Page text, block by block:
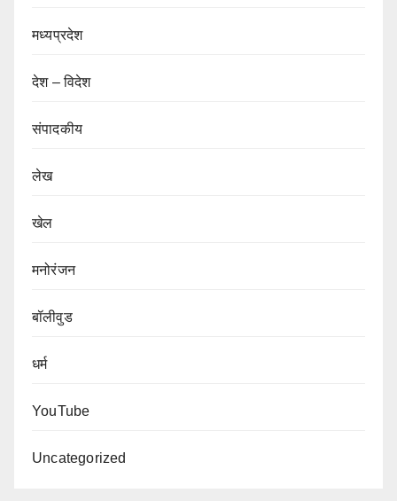
मध्यप्रदेश
देश – विदेश
संपादकीय
लेख
खेल
मनोरंजन
बॉलीवुड
धर्म
YouTube
Uncategorized